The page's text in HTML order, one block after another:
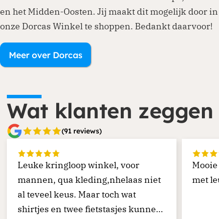
en het Midden-Oosten. Jij maakt dit mogelijk door in
onze Dorcas Winkel te shoppen. Bedankt daarvoor!
Meer over Dorcas
Wat klanten zeggen
(91 reviews)
Leuke kringloop winkel, voor
mannen, qua kleding,nhelaas niet
al teveel keus. Maar toch wat
shirtjes en twee fietstasjes kunnen
met